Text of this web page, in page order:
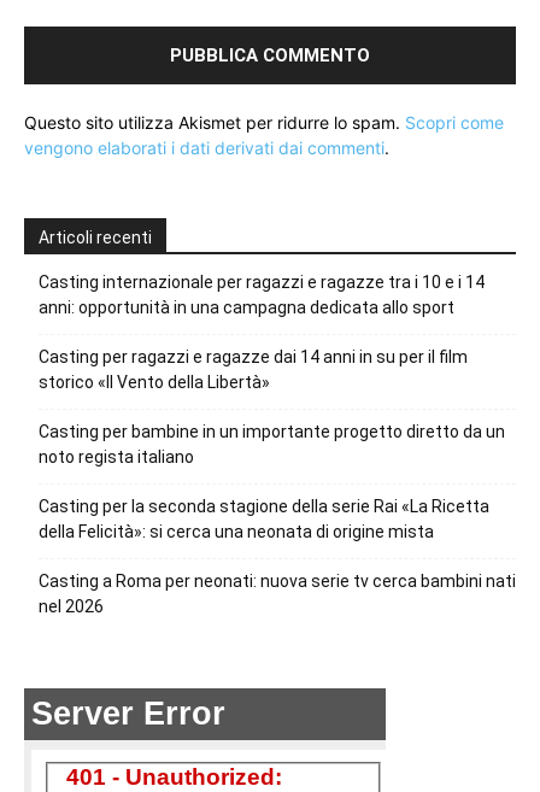
Questo sito utilizza Akismet per ridurre lo spam. Scopri come
vengono elaborati i dati derivati dai commenti.
Articoli recenti
Casting internazionale per ragazzi e ragazze tra i 10 e i 14
anni: opportunità in una campagna dedicata allo sport
Casting per ragazzi e ragazze dai 14 anni in su per il film
storico «Il Vento della Libertà»
Casting per bambine in un importante progetto diretto da un
noto regista italiano
Casting per la seconda stagione della serie Rai «La Ricetta
della Felicità»: si cerca una neonata di origine mista
Casting a Roma per neonati: nuova serie tv cerca bambini nati
nel 2026